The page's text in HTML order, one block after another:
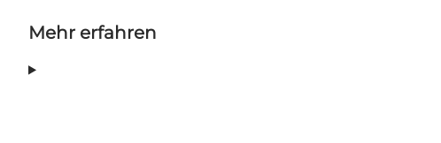
Mehr erfahren